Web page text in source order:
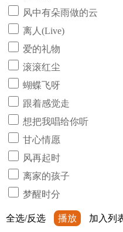
风中有朵雨做的云
离人(Live)
爱的礼物
滚滚红尘
蝴蝶飞呀
跟着感觉走
想把我唱给你听
甘心情愿
风再起时
离家的孩子
梦醒时分
全选/反选 播放 加入列